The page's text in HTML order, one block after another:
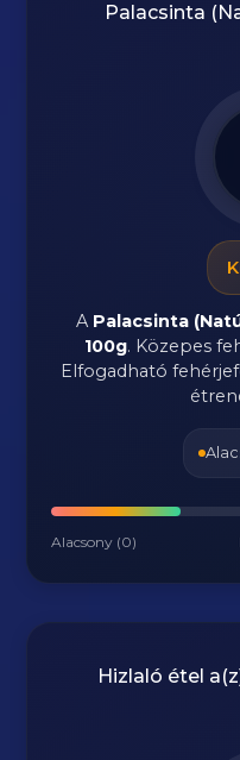
Palacsinta
A Palacsinta
100g. Közepes
Elfogadható
Alacsony (0)
Hizlaló étel